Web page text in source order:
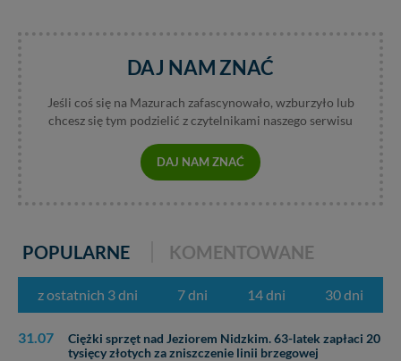
DAJ NAM ZNAĆ
Jeśli coś się na Mazurach zafascynowało, wzburzyło lub
chcesz się tym podzielić z czytelnikami naszego serwisu
DAJ NAM ZNAĆ
POPULARNE KOMENTOWANE
z ostatnich 3 dni 7 dni 14 dni 30 dni
31.07
Ciężki sprzęt nad Jeziorem Nidzkim. 63-latek zapłaci 20
tysięcy złotych za zniszczenie linii brzegowej